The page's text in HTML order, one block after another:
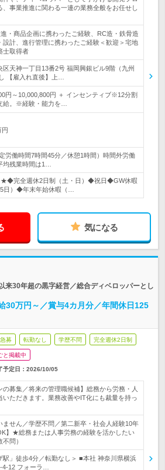
、事業推進に関わる一連の業務全般をお任せし
・商品企画に携わったご経験、RC造・鉄骨造
設計、進行管理に携わったご経験＜歓迎＞宅地
士取得者
区天神一丁目13番2号 福岡興銀ビル9階（九州
【雇入れ直後】上…
円～10,000,800円 ＋ インセンティブ※12分割
給。※経験・能力を…
円
労働時間7時間45分／休憩1時間）時間外労働
残業時間は1…
完全週休2日制（土・日）◆祝日◆GW休暇
日）◆年末年始休暇（…
気になる
来30年超の黒字経営／総合ディベロッパーとし
30万円～／賞与4カ月分／年間休日125
急募 転勤なし 学歴不問 完全週休2日制
と掲載中
予定日： 2026/10/05
の募集／将来の管理職候補】総務から労務・人
いただきます。業務改善やIT化にも裁量を持っ
ません／学歴不問／第二新卒・社会人経験10年
】★総務または人事労務の経験を活かしたい
問）
駅」徒歩4分／転勤なし＞ ■本社 神奈川県横浜
12 フォーラ…